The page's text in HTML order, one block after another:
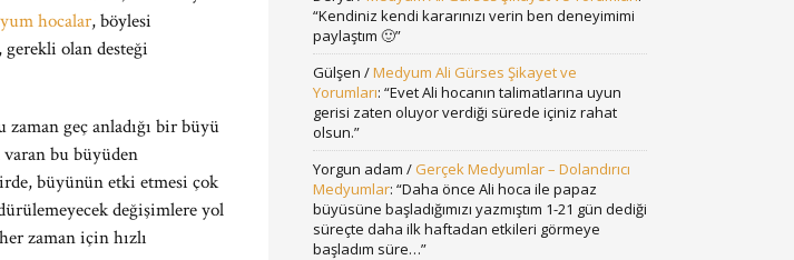
hocalar, böylesi
olan desteği
geç anladığı bir büyü
bu büyüden
büyünün etki etmesi çok
değişimlere yol
zaman için hızlı
“Kendiniz kendi kararınızı verin ben deneyimimi
paylaştım 🙂”
Gülşen /Medyum Ali Gürses Şikayet ve
Yorumları: “Evet Ali hocanın talimatlarına uyun
gerisi zaten oluyor verdiği sürede içiniz rahat
olsun.”
Yorgun adam / Gerçek Medyumlar – Dolandırıcı
Medyumlar: “Daha önce Ali hoca ile papaz
büyüsüne başladığımızı yazmıştım 1-21 gün dediği
süreçte daha ilk haftadan etkileri görmeye
başladım süre…”